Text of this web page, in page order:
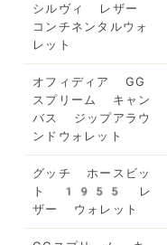
シルヴィ レザー
コンチネンタルウォ
レット
オフィディア GG
スプリーム キャン
バス ジップアラウ
ンドウォレット
グッチ ホースビッ
ト 1955 レ
ザー ウォレット